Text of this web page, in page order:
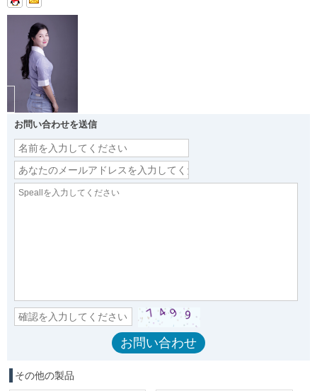
お問い合わせを送信
その他の製品